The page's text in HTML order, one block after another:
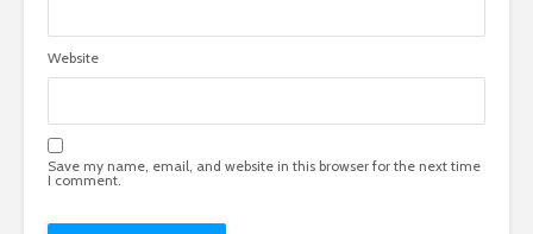
Website
Save my name, email, and website in this browser for the next time
I comment.